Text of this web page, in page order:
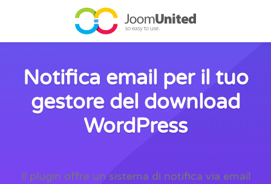
Salta al contenuto principale
Notifica email per il tuo
gestore del download
WordPress
Il plugin offre un sistema di notifica via email